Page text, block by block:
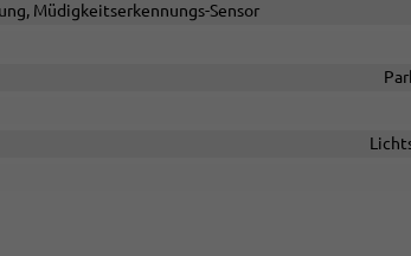
Müdigkeitserkennungs-Sensor